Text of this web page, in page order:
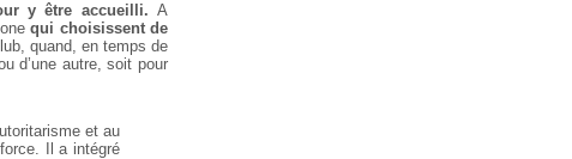
y être accueilli. A
qui choisissent de
quand, en temps de
d’une autre, soit pour
et au
Il a intégré